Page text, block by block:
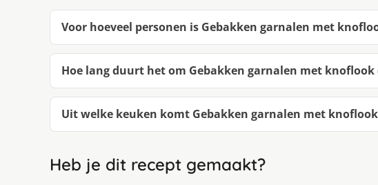
Voor hoeveel personen is Gebakken garnalen met
Hoe lang duurt het om Gebakken garnalen met knoflook
Uit welke keuken komt Gebakken garnalen met knoflook
Heb je dit recept gemaakt?